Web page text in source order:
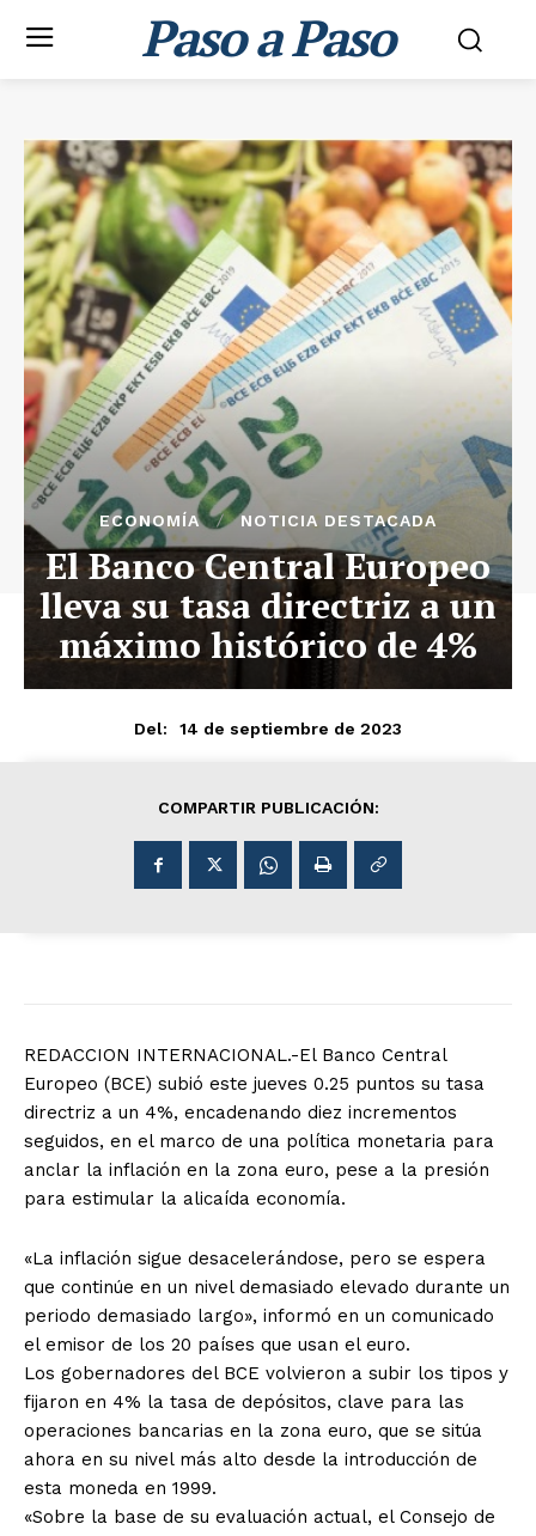
Paso a Paso
ECONOMÍA NOTICIA DESTACADA
El Banco Central Europeo
lleva su tasa directriz a un
máximo histórico de 4%
Del: 14 de septiembre de 2023
COMPARTIR PUBLICACIÓN:
REDACCION INTERNACIONAL.-El Banco Central
Europeo (BCE) subió este jueves 0.25 puntos su tasa
directriz a un 4%, encadenando diez incrementos
seguidos, en el marco de una política monetaria para
anclar la inflación en la zona euro, pese a la presión
para estimular la alicaída economía.
«La inflación sigue desacelerándose, pero se espera
que continúe en un nivel demasiado elevado durante un
periodo demasiado largo», informó en un comunicado
el emisor de los 20 países que usan el euro.
Los gobernadores del BCE volvieron a subir los tipos y
fijaron en 4% la tasa de depósitos, clave para las
operaciones bancarias en la zona euro, que se sitúa
ahora en su nivel más alto desde la introducción de
esta moneda en 1999.
«Sobre la base de su evaluación actual, el Consejo de